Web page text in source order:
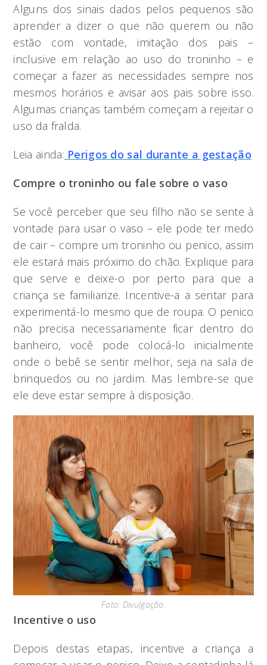
Alguns dos sinais dados pelos pequenos são
aprender a dizer o que não querem ou não
estão com vontade, imitação dos pais –
inclusive em relação ao uso do troninho – e
começar a fazer as necessidades sempre nos
mesmos horários e avisar aos pais sobre isso.
Algumas crianças também começam a rejeitar o
uso da fralda.
Leia ainda: Perigos do sal durante a gestação
Compre o troninho ou fale sobre o vaso
Se você perceber que seu filho não se sente à
vontade para usar o vaso – ele pode ter medo
de cair – compre um troninho ou penico, assim
ele estará mais próximo do chão. Explique para
que serve e deixe-o por perto para que a
criança se familiarize. Incentive-a a sentar para
experimentá-lo mesmo que de roupa. O penico
não precisa necessariamente ficar dentro do
banheiro, você pode colocá-lo inicialmente
onde o bebê se sentir melhor, seja na sala de
brinquedos ou no jardim. Mas lembre-se que
ele deve estar sempre à disposição.
Foto: Divulgação.
Incentive o uso
Depois destas etapas, incentive a criança a